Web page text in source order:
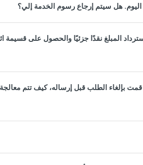
هل سيتم إرجاع رسوم الخدمة إلي؟
المبلغ نقدًا جزئيًا والحصول على قسيمة
بإلغاء الطلب قبل إرساله، كيف تتم معالجة